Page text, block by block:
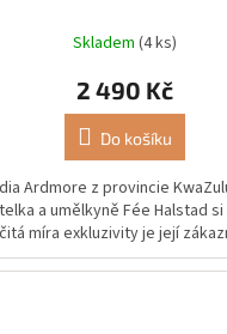
Skladem (4 ks)
2 490 Kč
Do košíku
Ardmore z provincie
a umělkyně Fée Halstad
míra exkluzivity je její